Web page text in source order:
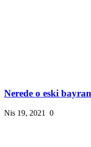
Nerede o eski
Nis 19, 2021 0